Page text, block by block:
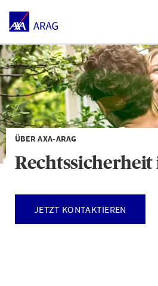
ÜBER AXA-ARAG
Rechtssicherheit
JETZT KONTAKTIEREN